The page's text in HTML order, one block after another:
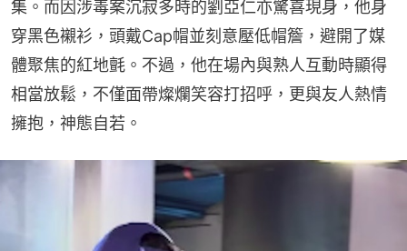
集。而因涉毒案沉寂多時的劉亞仁亦驚喜現身，他身
穿黑色襯衫，頭戴Cap帽並刻意壓低帽簷，避開了媒
體聚焦的紅地氈。不過，他在場內與熟人互動時顯得
相當放鬆，不僅面帶燦爛笑容打招呼，更與友人熱情
擁抱，神態自若。